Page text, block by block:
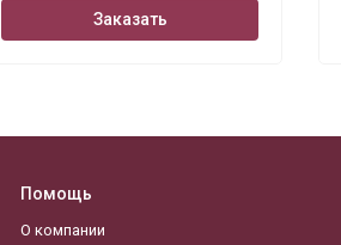
Заказать
Помощь
О компании